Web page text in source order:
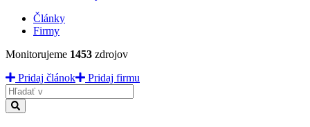
Články
Firmy
Monitorujeme 1453 zdrojov
Pridaj článok
Pridaj firmu
Hladať